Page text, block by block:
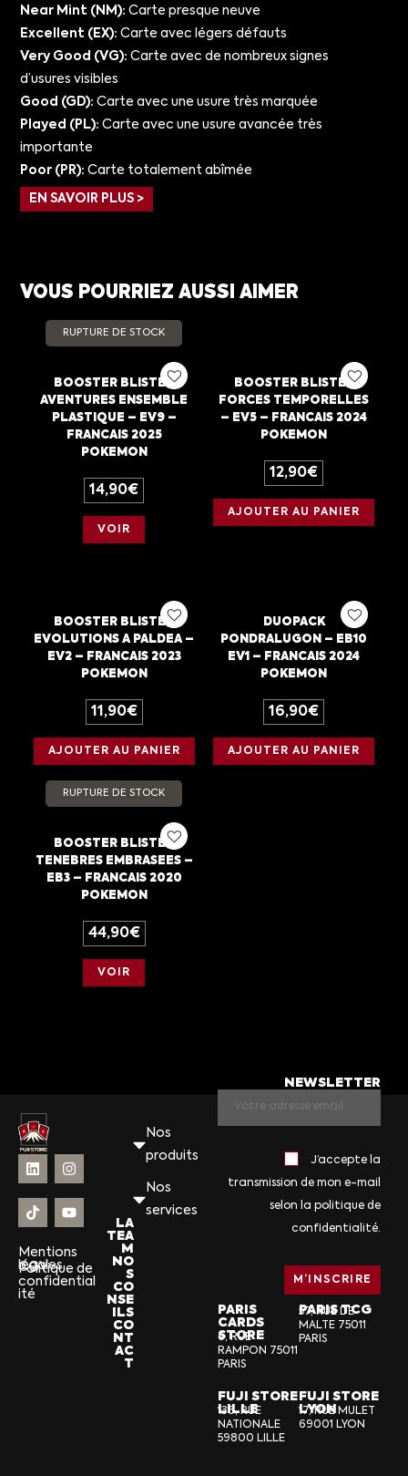
Near Mint (NM): Carte presque neuve
Excellent (EX): Carte avec légers défauts
Very Good (VG): Carte avec de nombreux signes
d’usures visibles
Good (GD): Carte avec une usure très marquée
Played (PL): Carte avec une usure avancée très
importante
Poor (PR): Carte totalement abîmée
EN SAVOIR PLUS >
VOUS POURRIEZ AUSSI AIMER
RUPTURE DE STOCK
BOOSTER BLISTER
AVENTURES ENSEMBLE
PLASTIQUE – EV9 –
FRANCAIS 2025
POKEMON
14,90€
VOIR
BOOSTER BLISTER
FORCES TEMPORELLES
– EV5 – FRANCAIS 2024
POKEMON
12,90€
AJOUTER AU PANIER
BOOSTER BLISTER
EVOLUTIONS A PALDEA –
EV2 – FRANCAIS 2023
POKEMON
11,90€
AJOUTER AU PANIER
DUOPACK
PONDRALUGON – EB10
EV1 – FRANCAIS 2024
POKEMON
16,90€
AJOUTER AU PANIER
RUPTURE DE STOCK
BOOSTER BLISTER
TENEBRES EMBRASEES –
EB3 – FRANCAIS 2020
POKEMON
44,90€
VOIR
Mentions
légales
CGV
Politique de
confidential
ité
Nos
produits
Nos
services
LA
TEA
M
NO
S
CO
NSE
ILS
CO
NT
AC
T
NEWSLETTER
J’accepte la
transmission de mon e-mail
selon la politique de
confidentialité.
PARIS
CARDS
STORE
6, RUE
RAMPON 75011
PARIS
PARIS TCG
57, RUE DE
MALTE 75011
PARIS
FUJI STORE
LILLE
136, RUE
NATIONALE
59800 LILLE
FUJI STORE
LYON
17, RUE MULET
69001 LYON